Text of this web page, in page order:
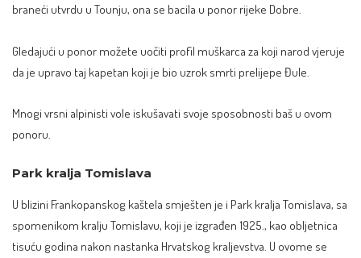
braneći utvrdu u Tounju, ona se bacila u ponor rijeke Dobre.
Gledajući u ponor možete uočiti profil muškarca za koji narod vjeruje
da je upravo taj kapetan koji je bio uzrok smrti prelijepe Đule.
Mnogi vrsni alpinisti vole iskušavati svoje sposobnosti baš u ovom
ponoru.
Park kralja Tomislava
U blizini Frankopanskog kaštela smješten je i Park kralja Tomislava, sa
spomenikom kralju Tomislavu, koji je izgrađen 1925., kao obljetnica
tisuću godina nakon nastanka Hrvatskog kraljevstva. U ovome se